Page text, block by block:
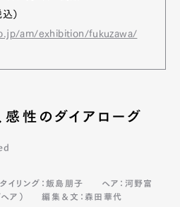
）
am/exhibition/fukuzawa/
感性のダイアローグ
イリング：飯島朋子
ヘア：河野富
ア） 編集＆文：森田華代